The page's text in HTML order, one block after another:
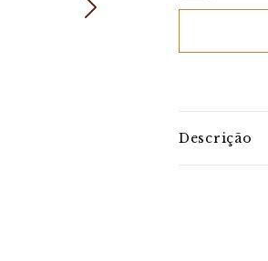
Descrição
Beleza